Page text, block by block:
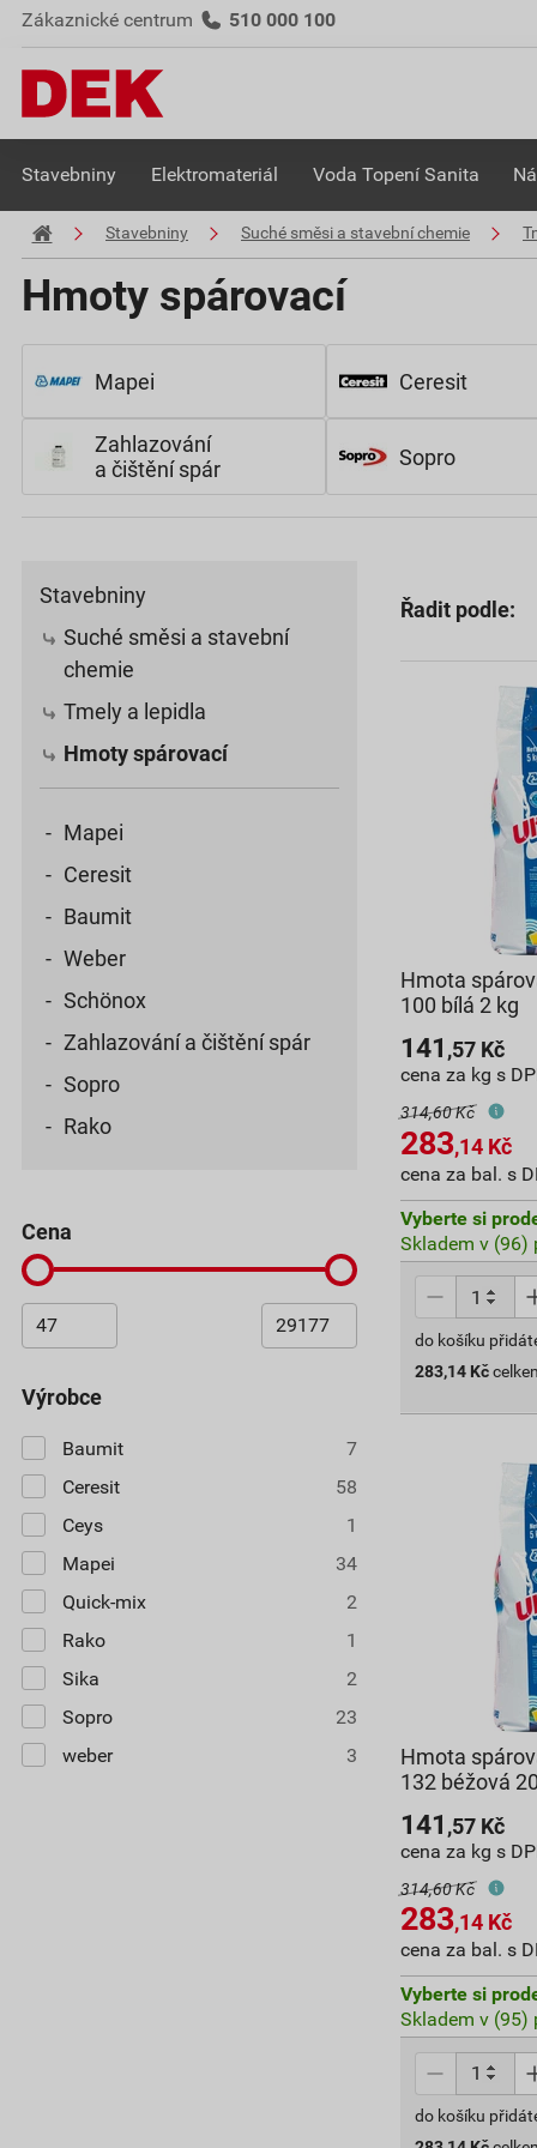
Zákaznické centrum 510 000 100
Stavebniny Elektromateriál Voda Topení Sanita
Stavebniny Suché směsi a stavební chemie
Hmoty spárovací
Mapei Ceresit
Zahlazování
a čištění spár
Sopro
Stavebniny
Suché směsi a stavební
chemie
Tmely a lepidla
Hmoty spárovací
Mapei
Ceresit
Baumit
Weber
Schönox
Zahlazování a čištění spár
Sopro
Rako
výrobce
Baumit
7
Ceresit
58
Ceys
1
Mapei
34
Quick-mix
2
Rako
1
Sika
2
Sopro
23
weber
3
cena
Řadit podle:
Hmota
100 bílá 2 kg
141 ,57 Kč
cena za kg s
314,60 Kč
283,14 Kč
cena za bal. s
Vyberte si
Skladem v (96)
do košíku
283,14 Kč
Hmota
132 béžová
141 ,57 Kč
cena za kg s
314,60 Kč
283,14 Kč
cena za bal. s
Vyberte si
Skladem v (95)
do košíku